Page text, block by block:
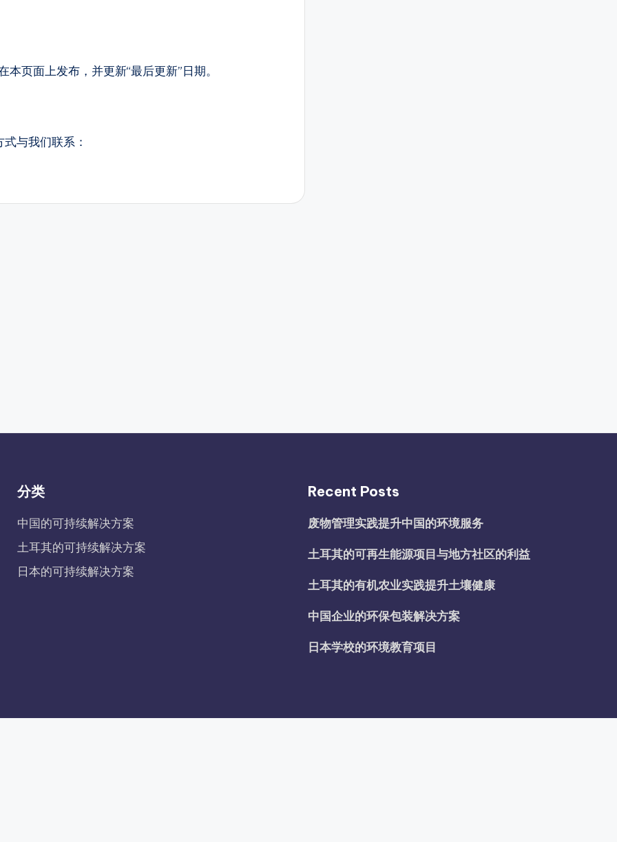
页面上发布，并更新“最后更新”日期。
与我们联系：
分类
中国的可持续解决方案
土耳其的可持续解决方案
日本的可持续解决方案
Recent Posts
废物管理实践提升中国的环境服务
土耳其的可再生能源项目与地方社区的利益
土耳其的有机农业实践提升土壤健康
中国企业的环保包装解决方案
日本学校的环境教育项目